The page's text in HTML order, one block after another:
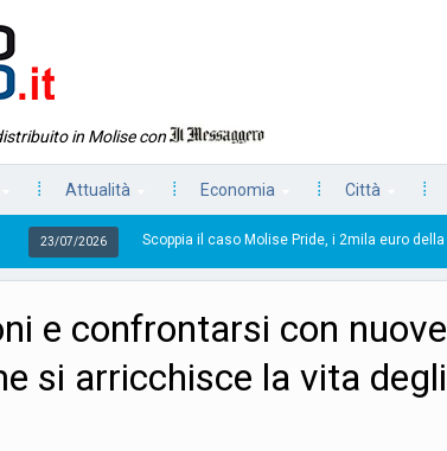
in Molise con
Attualità Economia Città
Scoppia il caso Molise Pride, i 2mila euro della discordia
e confrontarsi con nuove
si arricchisce la vita degli